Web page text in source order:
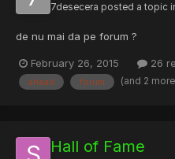
7desecera posted a topic
de nu mai da pe forum ?
February 26, 2015 26
ahead forum (and 2
Hall of Fame